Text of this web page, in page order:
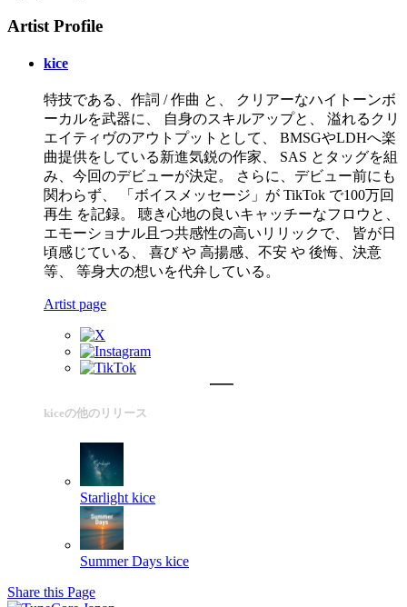
Artist Profile
kice
特技である、作詞 / 作曲 と、 クリアーなハイトーンボ
ーカルを武器に、 自身のスキルアップと、 溢れるクリ
エイティヴのアウトプットとして、 BMSGやLDHへ楽
曲提供をしている新進気鋭の作家、 SAS とタッグを組
み、今回のデビューが決定。 さらに、デビュー前にも
関わらず、 「ボイスメッセージ」が TikTok で100万回
再生 を記録。 聴き心地の良いキャッチーなフロウと、
エモーショナル且つ共感性の高いリリックで、 皆が日
頃感じている、 喜び や 高揚感、不安 や 後悔、決意
等、 等身大の想いを代弁している。
Artist page
kiceの他のリリース
Starlight kice
Summer Days kice
Share this Page